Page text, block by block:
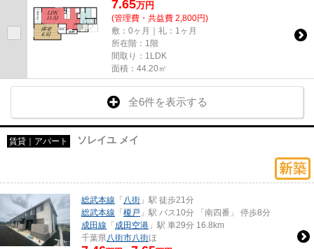
7.65万円
(管理費・共益費 2,800円)
敷：0ヶ月｜礼：1ヶ月
所在階：1階
間取り：1LDK
面積：44.20㎡
全6件を表示する
賃貸｜アパート ソレイユ メイ
総武本線 「 八街 」駅 徒歩21分
総武本線 「榎戸 」駅 バス10分 「南四番」 停歩8分
成田線 「成田空港 」駅 車29分 16.8km
千葉県 八街市八街ほ